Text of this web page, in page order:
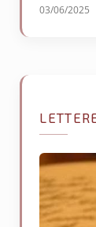
03/06/2025